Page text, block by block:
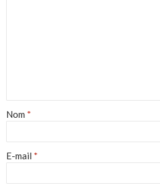
Nom *
E-mail *